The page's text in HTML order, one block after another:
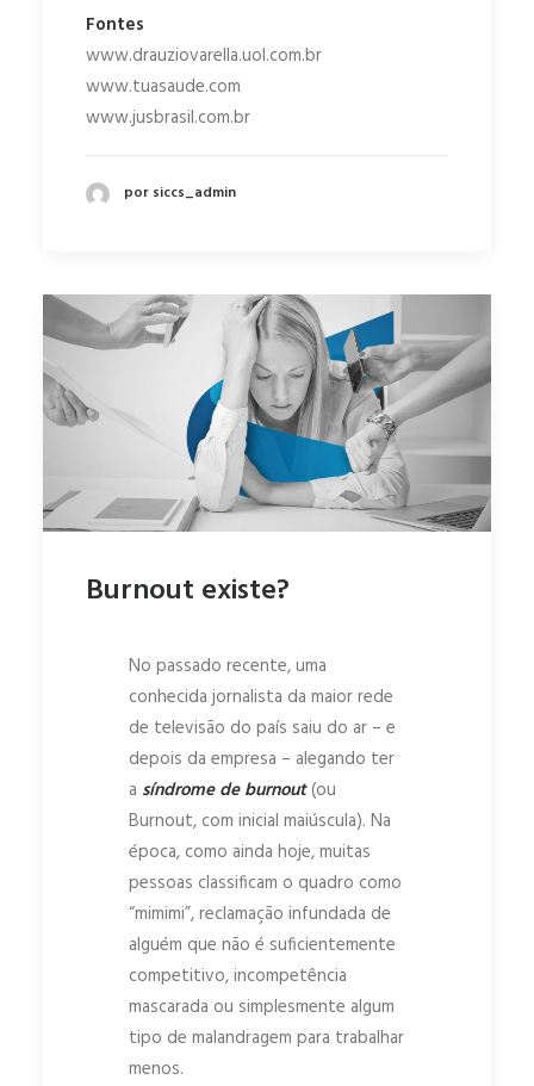
Fontes
www.drauziovarella.uol.com.br
www.tuasaude.com
www.jusbrasil.com.br
por siccs_admin
Burnout existe?
No passado recente, uma
conhecida jornalista da maior rede
de televisão do país saiu do ar – e
depois da empresa – alegando ter
a síndrome de burnout(ou
Burnout, com inicial maiúscula). Na
época, como ainda hoje, muitas
pessoas classificam o quadro como
“mimimi”, reclamação infundada de
alguém que não é suficientemente
competitivo, incompetência
mascarada ou simplesmente algum
tipo de malandragem para trabalhar
menos.